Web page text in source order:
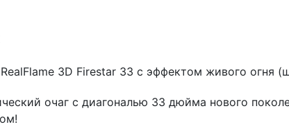
3D Firestar 33 с эффектом живого огня
очаг с диагональю 33 дюйма нового